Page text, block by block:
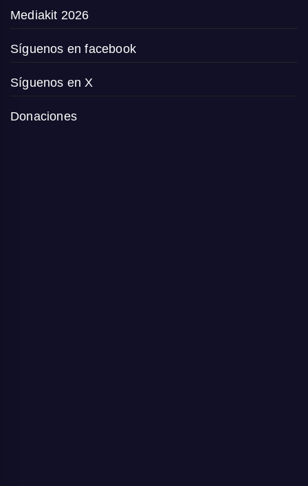
Mediakit 2026
Síguenos en facebook
Síguenos en X
Donaciones